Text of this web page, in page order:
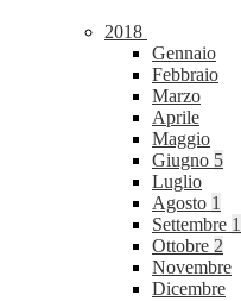
2018
Gennaio
Febbraio
Marzo
Aprile
Maggio
Giugno 5
Luglio
Agosto 1
Settembre 1
Ottobre 2
Novembre
Dicembre